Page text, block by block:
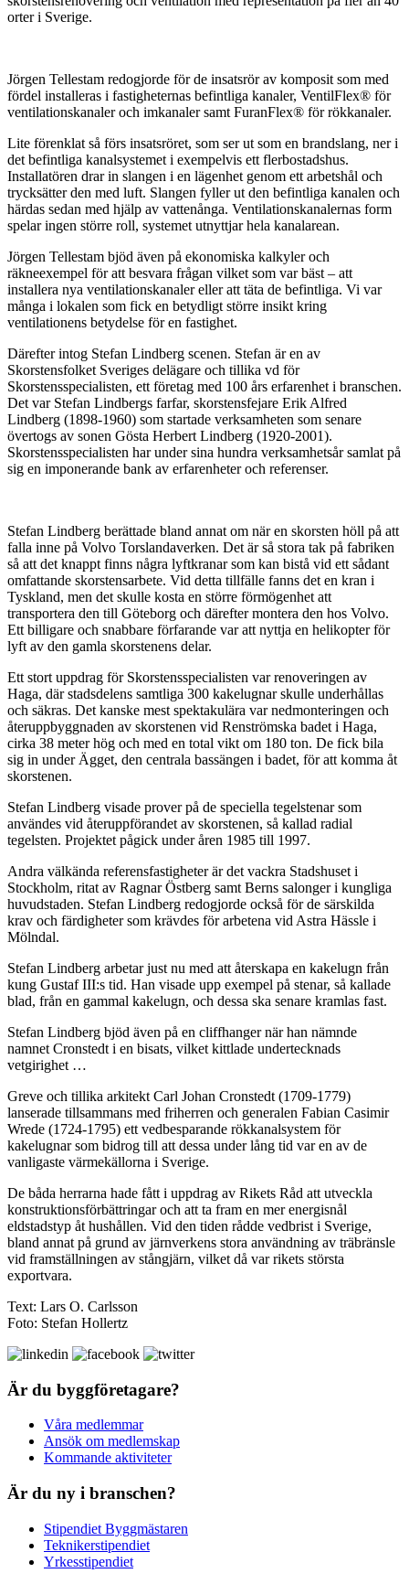
orter i Sverige.
Jörgen Tellestam redogjorde för de insatsrör av komposit som med
fördel installeras i fastigheternas befintliga kanaler, VentilFlex® för
ventilationskanaler och imkanaler samt FuranFlex® för rökkanaler.
Lite förenklat så förs insatsröret, som ser ut som en brandslang, ner i
det befintliga kanalsystemet i exempelvis ett flerbostadshus.
Installatören drar in slangen i en lägenhet genom ett arbetshål och
trycksätter den med luft. Slangen fyller ut den befintliga kanalen och
härdas sedan med hjälp av vattenånga. Ventilationskanalernas form
spelar ingen större roll, systemet utnyttjar hela kanalarean.
Jörgen Tellestam bjöd även på ekonomiska kalkyler och
räkneexempel för att besvara frågan vilket som var bäst – att
installera nya ventilationskanaler eller att täta de befintliga. Vi var
många i lokalen som fick en betydligt större insikt kring
ventilationens betydelse för en fastighet.
Därefter intog Stefan Lindberg scenen. Stefan är en av
Skorstensfolket Sveriges delägare och tillika vd för
Skorstensspecialisten, ett företag med 100 års erfarenhet i branschen.
Det var Stefan Lindbergs farfar, skorstensfejare Erik Alfred
Lindberg (1898-1960) som startade verksamheten som senare
övertogs av sonen Gösta Herbert Lindberg (1920-2001).
Skorstensspecialisten har under sina hundra verksamhetsår samlat på
sig en imponerande bank av erfarenheter och referenser.
Stefan Lindberg berättade bland annat om när en skorsten höll på att
falla inne på Volvo Torslandaverken. Det är så stora tak på fabriken
så att det knappt finns några lyftkranar som kan bistå vid ett sådant
omfattande skorstensarbete. Vid detta tillfälle fanns det en kran i
Tyskland, men det skulle kosta en större förmögenhet att
transportera den till Göteborg och därefter montera den hos Volvo.
Ett billigare och snabbare förfarande var att nyttja en helikopter för
lyft av den gamla skorstenens delar.
Ett stort uppdrag för Skorstensspecialisten var renoveringen av
Haga, där stadsdelens samtliga 300 kakelugnar skulle underhållas
och säkras. Det kanske mest spektakulära var nedmonteringen och
återuppbyggnaden av skorstenen vid Renströmska badet i Haga,
cirka 38 meter hög och med en total vikt om 180 ton. De fick bila
sig in under Ägget, den centrala bassängen i badet, för att komma åt
skorstenen.
Stefan Lindberg visade prover på de speciella tegelstenar som
användes vid återuppförandet av skorstenen, så kallad radial
tegelsten. Projektet pågick under åren 1985 till 1997.
Andra välkända referensfastigheter är det vackra Stadshuset i
Stockholm, ritat av Ragnar Östberg samt Berns salonger i kungliga
huvudstaden. Stefan Lindberg redogjorde också för de särskilda
krav och färdigheter som krävdes för arbetena vid Astra Hässle i
Mölndal.
Stefan Lindberg arbetar just nu med att återskapa en kakelugn från
kung Gustaf III:s tid. Han visade upp exempel på stenar, så kallade
blad, från en gammal kakelugn, och dessa ska senare kramlas fast.
Stefan Lindberg bjöd även på en cliffhanger när han nämnde
namnet Cronstedt i en bisats, vilket kittlade undertecknads
vetgirighet …
Greve och tillika arkitekt Carl Johan Cronstedt (1709-1779)
lanserade tillsammans med friherren och generalen Fabian Casimir
Wrede (1724-1795) ett vedbesparande rökkanalsystem för
kakelugnar som bidrog till att dessa under lång tid var en av de
vanligaste värmekällorna i Sverige.
De båda herrarna hade fått i uppdrag av Rikets Råd att utveckla
konstruktionsförbättringar och att ta fram en mer energisnål
eldstadstyp åt hushållen. Vid den tiden rådde vedbrist i Sverige,
bland annat på grund av järnverkens stora användning av träbränsle
vid framställningen av stångjärn, vilket då var rikets största
exportvara.
Text: Lars O. Carlsson
Foto: Stefan Hollertz
Är du byggföretagare?
Våra medlemmar
Ansök om medlemskap
Kommande aktiviteter
Är du ny i branschen?
Stipendiet Byggmästaren
Teknikerstipendiet
Yrkesstipendiet